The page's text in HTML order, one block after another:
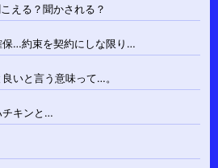
える？聞かされる？
…約束を契約にしな限り…
いと言う意味って…。
チキンと…